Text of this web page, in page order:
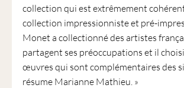
collection qui est extrêmement
collection impressionniste et pré-
Monet a collectionné des artistes
partagent ses préoccupations et il
œuvres qui sont complémentaires des
résume Marianne Mathieu. »